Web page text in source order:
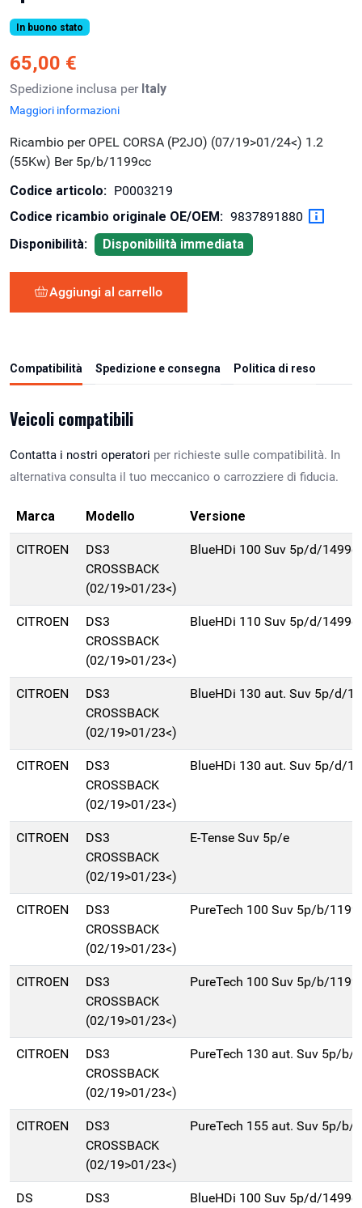
In buono stato
65,00 €
Spedizione inclusa per Italy
Maggiori informazioni
Ricambio per OPEL CORSA (P2JO) (07/19>01/24<) 1.2
(55Kw) Ber 5p/b/1199cc
Codice articolo: P0003219
Codice ricambio originale OE/OEM: 9837891880
Disponibilità:
Disponibilità immediata
Aggiungi al carrello
Compatibilità Spedizione e consegna Politica di reso
Veicoli compatibili
Contatta i nostri operatori per richieste sulle compatibilità. In
alternativa consulta il tuo meccanico o carrozziere di fiducia.
Marca Modello Versione
CITROEN
DS3
CROSSBACK
(02/19>01/23<)
BlueHDi 100 Suv 5p/d/
CITROEN
DS3
CROSSBACK
(02/19>01/23<)
BlueHDi 110 Suv 5p/d/
CITROEN
DS3
CROSSBACK
(02/19>01/23<)
BlueHDi 130 aut. Suv 5p/d/
CITROEN
DS3
CROSSBACK
(02/19>01/23<)
BlueHDi 130 aut. Suv 5p/d/
CITROEN
DS3
CROSSBACK
(02/19>01/23<)
E-Tense Suv 5p/e
CITROEN
DS3
CROSSBACK
(02/19>01/23<)
PureTech 100 Suv 5p/b/
CITROEN
DS3
CROSSBACK
(02/19>01/23<)
PureTech 100 Suv 5p/b/
CITROEN
DS3
CROSSBACK
(02/19>01/23<)
PureTech 130 aut. Suv 5p/b/
CITROEN
DS3
CROSSBACK
(02/19>01/23<)
PureTech 155 aut. Suv 5p/b/
DS DS3 BlueHDi 100 Suv 5p/d/